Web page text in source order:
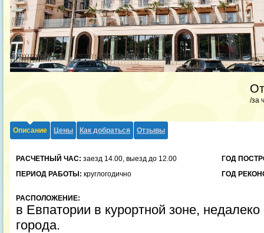
/за
Описание Цены Как добраться Отзывы
РАСЧЕТНЫЙ ЧАС: заезд 14.00, выезд до 12.00
ГОД
ПЕРИОД РАБОТЫ: круглогодично ГОД
РАСПОЛОЖЕНИЕ:
в Евпатории в курортной зоне, недалеко
города.